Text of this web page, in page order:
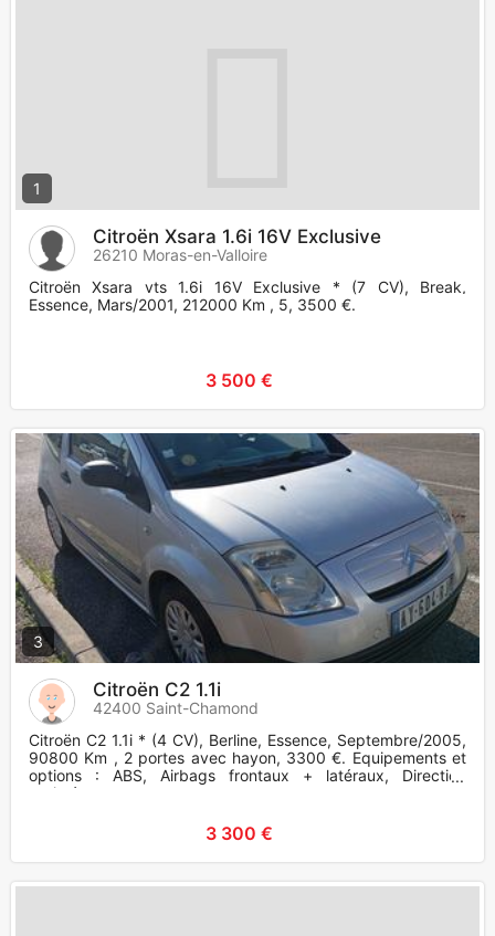
1
Citroën Xsara 1.6i 16V Exclusive
26210 Moras-en-Valloire
Citroën Xsara vts 1.6i 16V Exclusive * (7 CV), Break,
Essence, Mars/2001, 212000 Km , 5, 3500 €.
3 500 €
3
Citroën C2 1.1i
42400 Saint-Chamond
Citroën C2 1.1i * (4 CV), Berline, Essence, Septembre/2005,
90800 Km , 2 portes avec hayon, 3300 €. Equipements et
options : ABS, Airbags frontaux + latéraux, Direction
assistée.
3 300 €